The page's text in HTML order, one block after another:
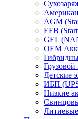
AGM
EFB
GEL
OEM
Грузовой
Детские
ИБП
Низкие